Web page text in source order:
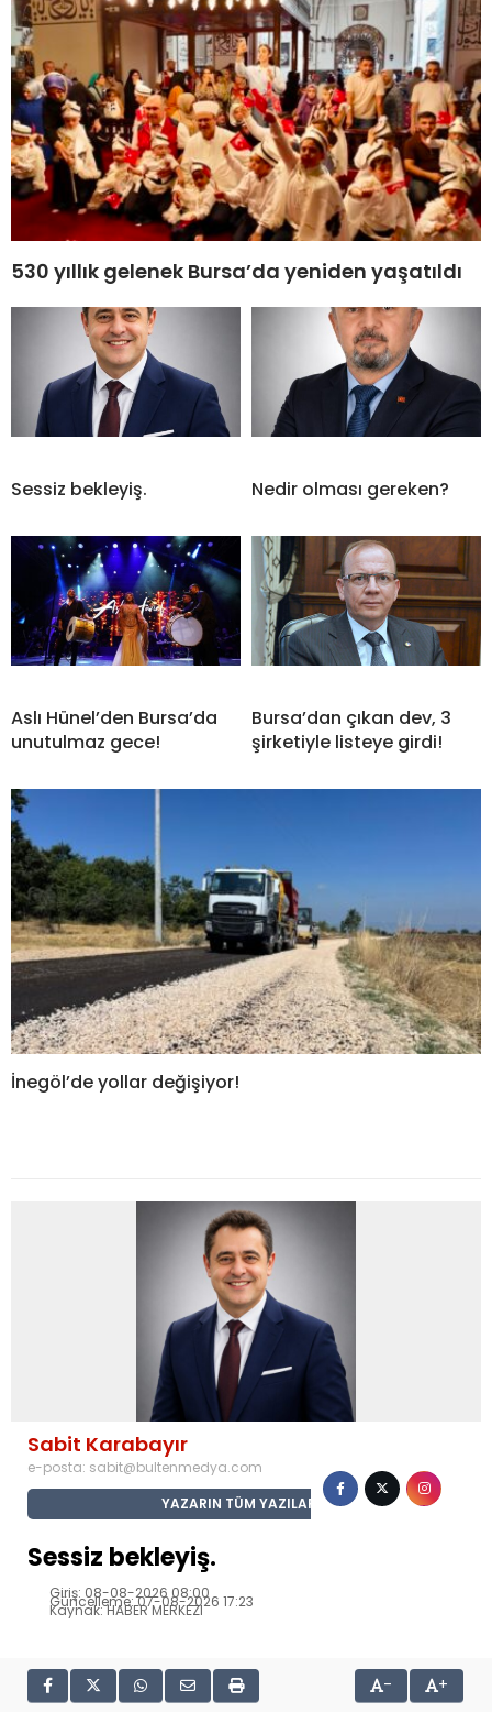
530 yıllık gelenek Bursa’da yeniden yaşatıldı
Sessiz bekleyiş. Nedir olması gereken?
Aslı Hünel’den Bursa’da
unutulmaz gece!
Bursa’dan çıkan dev, 3
şirketiyle listeye girdi!
İnegöl’de yollar değişiyor!
Sabit Karabayır
e-posta: sabit@bultenmedya.com
YAZARIN TÜM YAZILARI
Sessiz bekleyiş.
Giriş: 08-08-2026 08:00
Güncelleme: 07-08-2026 17:23
Kaynak: HABER MERKEZI
- +